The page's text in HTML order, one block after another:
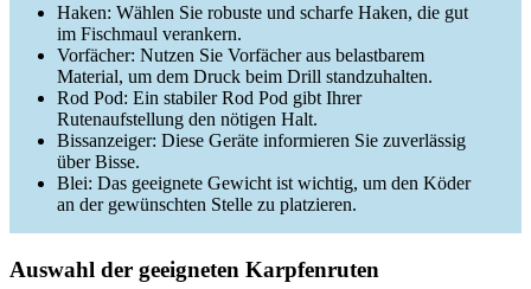
Haken: Wählen Sie robuste und scharfe Haken, die gut
im Fischmaul verankern.
Vorfächer: Nutzen Sie Vorfächer aus belastbarem
Material, um dem Druck beim Drill standzuhalten.
Rod Pod: Ein stabiler Rod Pod gibt Ihrer
Rutenaufstellung den nötigen Halt.
Bissanzeiger: Diese Geräte informieren Sie zuverlässig
über Bisse.
Blei: Das geeignete Gewicht ist wichtig, um den Köder
an der gewünschten Stelle zu platzieren.
Auswahl der geeigneten Karpfenruten